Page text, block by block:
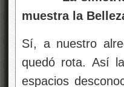
muestra la
Sí, a nuestro
quedó rota. Así
espacios